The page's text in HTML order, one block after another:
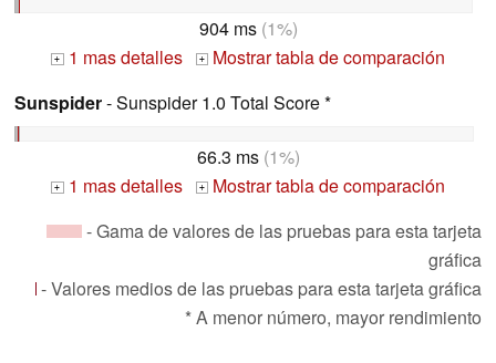
904 ms(1%)
+ 1 mas detalles +
Mostrar tabla de comparación
Sunspider- Sunspider 1.0 Total Score *
66.3 ms(1%)
+ 1 mas detalles +
Mostrar tabla de comparación
- Gama de valores de las pruebas para esta tarjeta
gráfica
- Valores medios de las pruebas para esta tarjeta gráfica
* A menor número, mayor rendimiento